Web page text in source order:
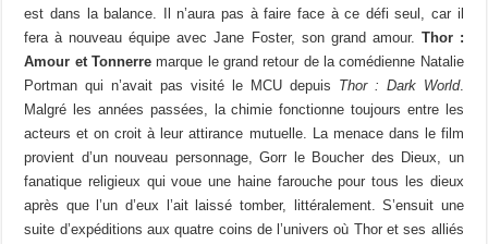
est dans la balance. Il n’aura pas à faire face à ce défi seul, car il
fera à nouveau équipe avec Jane Foster, son grand amour. Thor :
Amour et Tonnerremarque le grand retour de la comédienne Natalie
Portman qui n’avait pas visité le MCU depuis Thor : Dark World.
Malgré les années passées, la chimie fonctionne toujours entre les
acteurs et on croit à leur attirance mutuelle. La menace dans le film
provient d’un nouveau personnage, Gorr le Boucher des Dieux, un
fanatique religieux qui voue une haine farouche pour tous les dieux
après que l’un d’eux l’ait laissé tomber, littéralement. S’ensuit une
suite d’expéditions aux quatre coins de l’univers où Thor et ses alliés